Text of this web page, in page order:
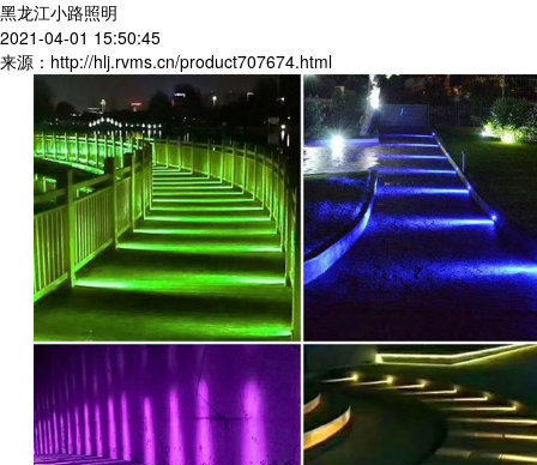
黑龙江小路照明
2021-04-01 15:50:45
来源：http://hlj.rvms.cn/product707674.html